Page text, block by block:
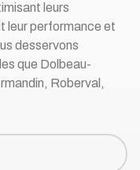
leurs
leur performance et
desservons
que Dolbeau-
Roberval,